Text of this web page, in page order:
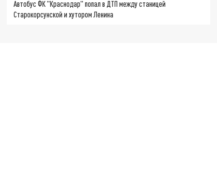
Автобус ФК "Краснодар" попал в ДТП между станицей
Старокорсунской и хутором Ленина